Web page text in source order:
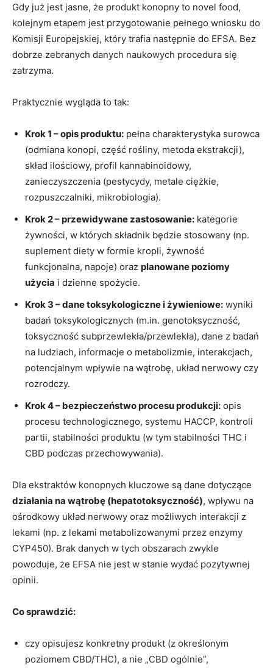
Gdy już jest jasne, że produkt konopny to novel food,
kolejnym etapem jest przygotowanie pełnego wniosku do
Komisji Europejskiej, który trafia następnie do EFSA. Bez
dobrze zebranych danych naukowych procedura się
zatrzyma.
Praktycznie wygląda to tak:
Krok 1 – opis produktu: pełna charakterystyka surowca
(odmiana konopi, część rośliny, metoda ekstrakcji),
skład ilościowy, profil kannabinoidowy,
zanieczyszczenia (pestycydy, metale ciężkie,
rozpuszczalniki, mikrobiologia).
Krok 2 – przewidywane zastosowanie: kategorie
żywności, w których składnik będzie stosowany (np.
suplement diety w formie kropli, żywność
funkcjonalna, napoje) oraz planowane poziomy
użycia i dzienne spożycie.
Krok 3 – dane toksykologiczne i żywieniowe: wyniki
badań toksykologicznych (m.in. genotoksyczność,
toksyczność subprzewlekła/przewlekła), dane z badań
na ludziach, informacje o metabolizmie, interakcjach,
potencjalnym wpływie na wątrobę, układ nerwowy czy
rozrodczy.
Krok 4 – bezpieczeństwo procesu produkcji: opis
procesu technologicznego, systemu HACCP, kontroli
partii, stabilności produktu (w tym stabilności THC i
CBD podczas przechowywania).
Dla ekstraktów konopnych kluczowe są dane dotyczące
działania na wątrobę (hepatotoksyczność), wpływu na
ośrodkowy układ nerwowy oraz możliwych interakcji z
lekami (np. z lekami metabolizowanymi przez enzymy
CYP450). Brak danych w tych obszarach zwykle
powoduje, że EFSA nie jest w stanie wydać pozytywnej
opinii.
Co sprawdzić:
czy opisujesz konkretny produkt (z określonym
poziomem CBD/THC), a nie „CBD ogólnie”,